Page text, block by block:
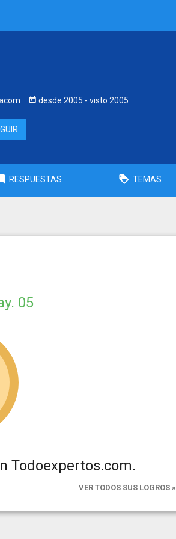
desde 2005 - visto 2005
RESPUESTAS TEMAS
05
Todoexpertos.com.
VER TODOS SUS LOGROS »